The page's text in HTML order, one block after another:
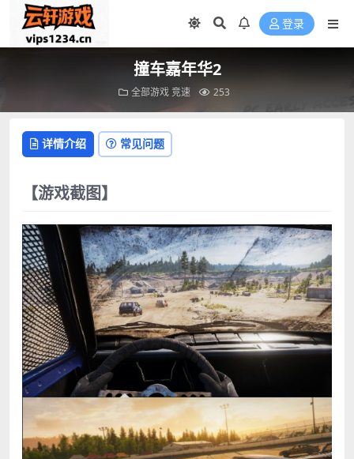
登录
撞车嘉年华2
全部游戏 竞速 253
详情介绍 常见问题
【游戏截图】